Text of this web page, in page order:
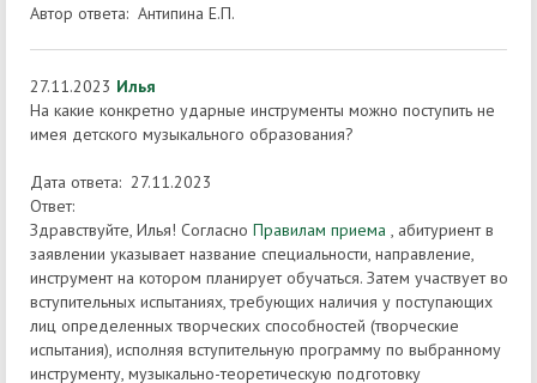
Автор ответа: Антипина Е.П.
27.11.2023 Илья
На какие конкретно ударные инструменты можно поступить не
имея детского музыкального образования?
Дата ответа: 27.11.2023
Ответ:
Здравствуйте, Илья! Согласно Правилам приема , абитуриент в
заявлении указывает название специальности, направление,
инструмент на котором планирует обучаться. Затем участвует во
вступительных испытаниях, требующих наличия у поступающих
лиц определенных творческих способностей (творческие
испытания), исполняя вступительную программу по выбранному
инструменту, музыкально-теоретическую подготовку